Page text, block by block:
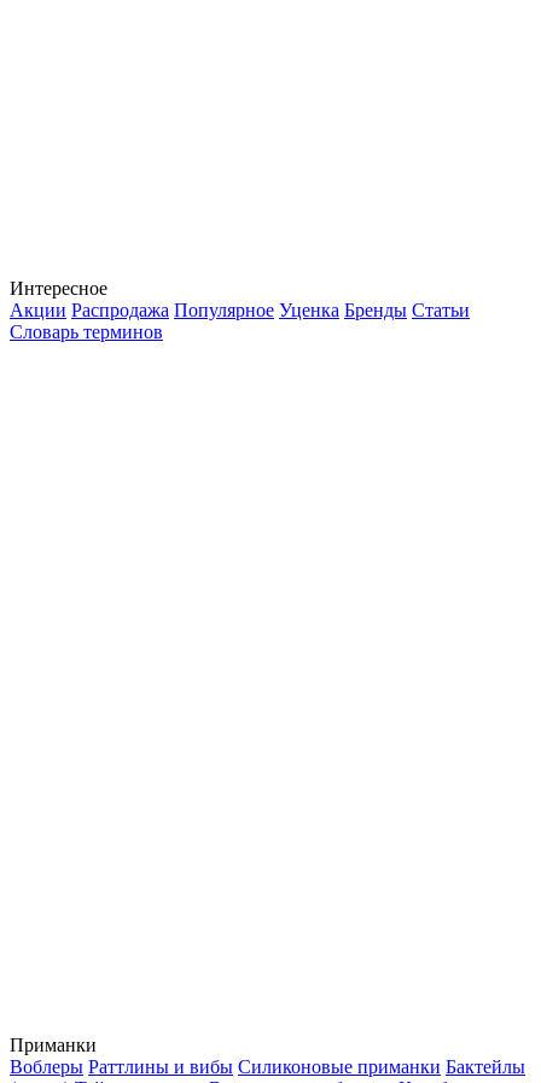
Интересное
Акции Распродажа Популярное Уценка Бренды Статьи
Словарь терминов
Приманки
Воблеры Раттлины и вибы Силиконовые приманки Бактейлы